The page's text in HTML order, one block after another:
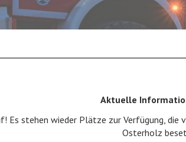
Aktuelle
Es stehen wieder Plätze zur Verfügung, die
Osterholz